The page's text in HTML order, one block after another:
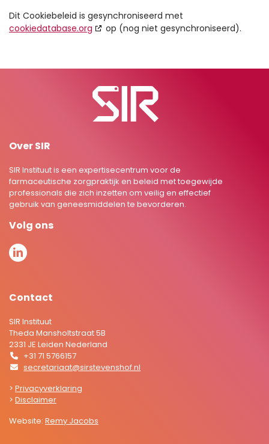
Dit Cookiebeleid is gesynchroniseerd met
cookiedatabase.org
op (nog niet gesynchroniseerd).
Over SIR
SIR Instituut is een expertisecentrum voor de
farmaceutische zorgpraktijk en beleid met toegewijde
professionals die zich inzetten om veilig en effectief
gebruik van geneesmiddelen te bevorderen.
Volg ons
Contact
SIR Instituut
Theda Mansholtstraat 5B
2331 JE Leiden Nederland
+31 71 5766157
secretariaat@sirstevenshof.nl
> Privacyverklaring
> Disclaimer
Website: Remy Jacobs